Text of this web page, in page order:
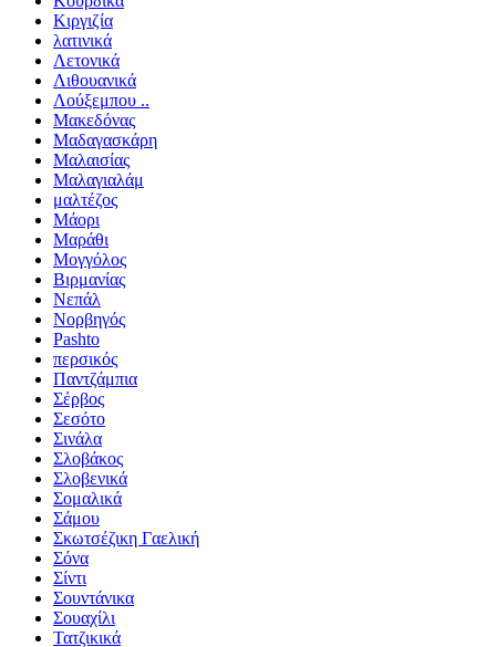
Κιργιζία
λατινικά
Λετονικά
Λιθουανικά
Λούξεμπου ..
Μακεδόνας
Μαδαγασκάρη
Μαλαισίας
Μαλαγιαλάμ
μαλτέζος
Μάορι
Μαράθι
Μογγόλος
Βιρμανίας
Νεπάλ
Νορβηγός
Pashto
περσικός
Παντζάμπια
Σέρβος
Σεσότο
Σινάλα
Σλοβάκος
Σλοβενικά
Σομαλικά
Σάμου
Σκωτσέζικη Γαελική
Σόνα
Σίντι
Σουντάνικα
Σουαχίλι
Τατζικικά